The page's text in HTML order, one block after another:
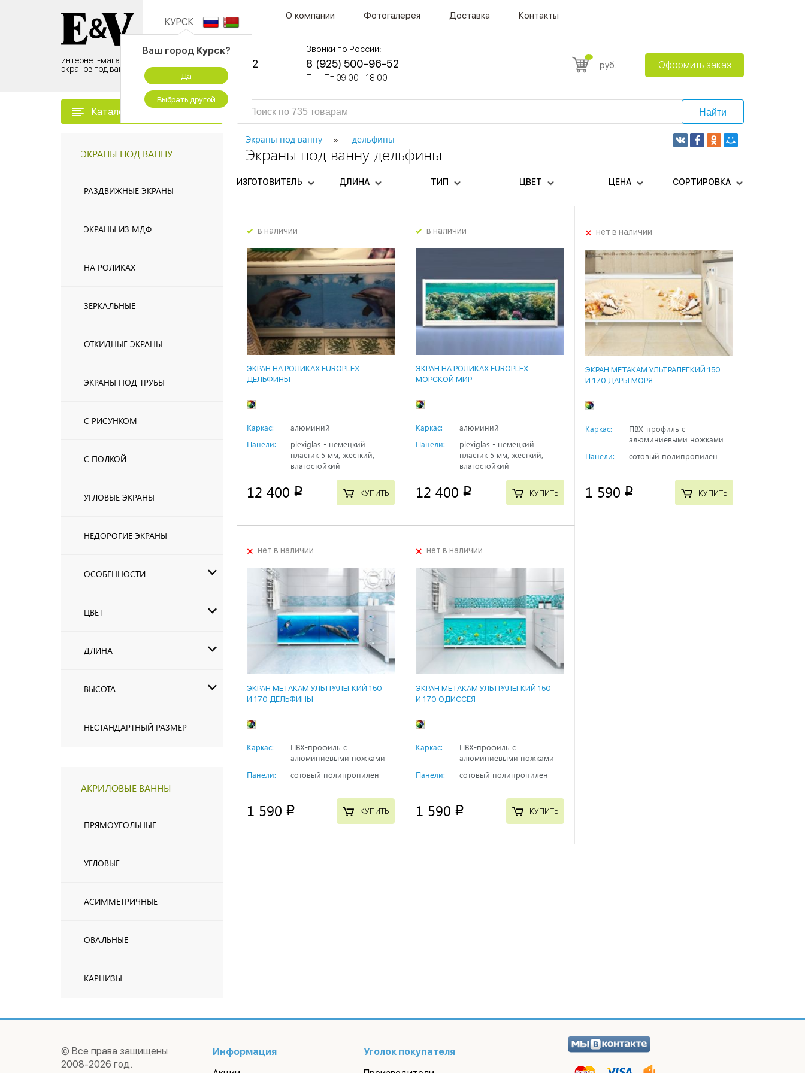
интернет-магазин
экранов под ванну
КУРСК
Ваш город Курск?
Да
Выбрать другой
О компании Фотогалерея Доставка Контакты
Контактный центр:
8 (495) 500-96-52
временно не работаем
Звонки по России:
8 (925) 500-96-52
Пн - Пт 09:00 - 18:00
руб. Оформить заказ
Каталог товаров Найти
ЭКРАНЫ ПОД ВАННУ
РАЗДВИЖНЫЕ ЭКРАНЫ
ЭКРАНЫ ИЗ МДФ
НА РОЛИКАХ
ЗЕРКАЛЬНЫЕ
ОТКИДНЫЕ ЭКРАНЫ
ЭКРАНЫ ПОД ТРУБЫ
С РИСУНКОМ
С ПОЛКОЙ
УГЛОВЫЕ ЭКРАНЫ
НЕДОРОГИЕ ЭКРАНЫ
ОСОБЕННОСТИ
ЦВЕТ
ДЛИНА
ВЫСОТА
НЕСТАНДАРТНЫЙ РАЗМЕР
АКРИЛОВЫЕ ВАННЫ
ПРЯМОУГОЛЬНЫЕ
УГЛОВЫЕ
АСИММЕТРИЧНЫЕ
ОВАЛЬНЫЕ
КАРНИЗЫ
Экраны под ванну дельфины
Экраны под ванну дельфины
ИЗГОТОВИТЕЛЬ ДЛИНА ТИП ЦВЕТ ЦЕНА СОРТИРОВКА
в наличии
ЭКРАН НА РОЛИКАХ EUROPLEX
ДЕЛЬФИНЫ
Каркас:
алюминий
Панели:
plexiglas - немецкий
пластик 5 мм, жесткий,
влагостойкий
12 400 p КУПИТЬ
в наличии
ЭКРАН НА РОЛИКАХ EUROPLEX
МОРСКОЙ МИР
Каркас:
алюминий
Панели:
plexiglas - немецкий
пластик 5 мм, жесткий,
влагостойкий
12 400 p КУПИТЬ
+нет в наличии
ЭКРАН МЕТАКАМ УЛЬТРАЛЕГКИЙ 150
И 170 ДАРЫ МОРЯ
Каркас:
ПВХ-профиль с
алюминиевыми ножками
Панели:
сотовый полипропилен
1 590 p КУПИТЬ
+нет в наличии
ЭКРАН МЕТАКАМ УЛЬТРАЛЕГКИЙ 150
И 170 ДЕЛЬФИНЫ
Каркас:
ПВХ-профиль с
алюминиевыми ножками
Панели:
сотовый полипропилен
1 590 p КУПИТЬ
+нет в наличии
ЭКРАН МЕТАКАМ УЛЬТРАЛЕГКИЙ 150
И 170 ОДИССЕЯ
Каркас:
ПВХ-профиль с
алюминиевыми ножками
Панели:
сотовый полипропилен
1 590 p КУПИТЬ
© Все права защищены
2008-2026 год.
Информация
Уголок покупателя